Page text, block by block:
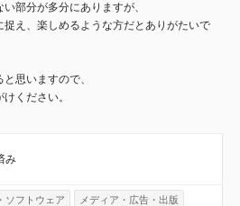
部分が多分にありますが、
え、楽しめるような方だとありがたいで
思いますので、
ください。
み
ソフトウェア メディア・広告・出版